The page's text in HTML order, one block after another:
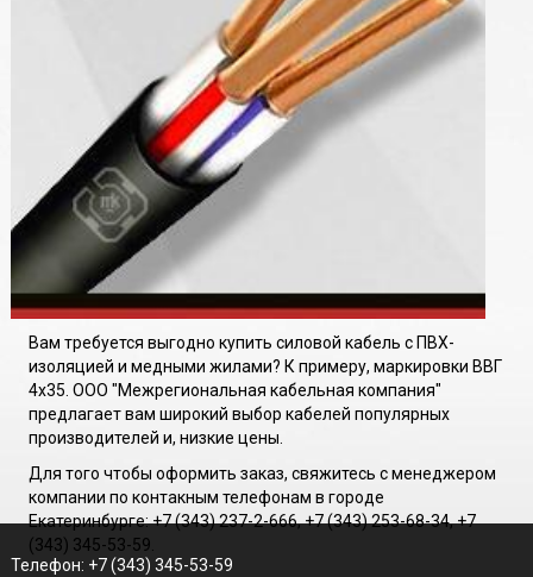
Вам требуется выгодно купить силовой кабель с ПВХ-
изоляцией и медными жилами? К примеру, маркировки ВВГ
4х35. ООО "Межрегиональная кабельная компания"
предлагает вам широкий выбор кабелей популярных
производителей и, низкие цены.
Для того чтобы оформить заказ, свяжитесь с менеджером
компании по контакным телефонам в городе
Екатеринбурге: +7 (343) 237-2-666, +7 (343) 253-68-34, +7
(343) 345-53-59.
Телефон: +7 (343) 345-53-59